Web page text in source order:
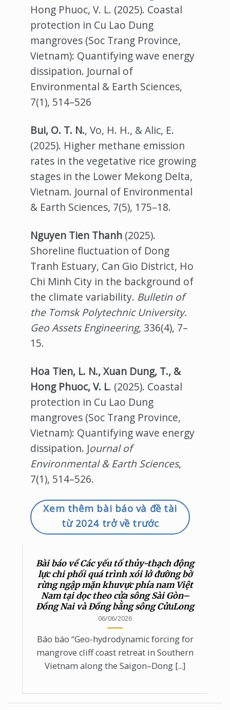
Hong Phuoc, V. L. (2025). Coastal
protection in Cu Lao Dung
mangroves (Soc Trang Province,
Vietnam): Quantifying wave energy
dissipation. Journal of
Environmental & Earth Sciences,
7(1), 514–526
Bui, O. T. N., Vo, H. H., & Alic, E.
(2025). Higher methane emission
rates in the vegetative rice growing
stages in the Lower Mekong Delta,
Vietnam. Journal of Environmental
& Earth Sciences, 7(5), 175–18.
Nguyen Tien Thanh (2025).
Shoreline fluctuation of Dong
Tranh Estuary, Can Gio District, Ho
Chi Minh City in the background of
the climate variability. Bulletin of
the Tomsk Polytechnic University.
Geo Assets Engineering, 336(4), 7–
15.
Hoa Tien, L. N., Xuan Dung, T., &
Hong Phuoc, V. L. (2025). Coastal
protection in Cu Lao Dung
mangroves (Soc Trang Province,
Vietnam): Quantifying wave energy
dissipation. Journal of
Environmental & Earth Sciences,
7(1), 514–526.
Xem thêm bài báo và đề tài
từ 2024 trở về trước
Bài báo về Các yếu tố thủy-thạch động
lực chi phối quá trình xói lở đường bờ
rừng ngập mặn khuvực phía nam Việt
Nam tại dọc theo cửa sông Sài Gòn–
Đồng Nai và Đồng bằng sông CửuLong
06/06/2026
Báo báo “Geo-hydrodynamic forcing for
mangrove cliff coast retreat in Southern
Vietnam along the Saigon–Dong [...]